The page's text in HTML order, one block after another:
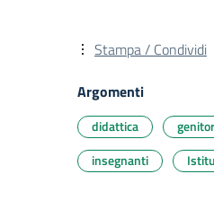
Stampa / Condividi
Argomenti
didattica
insegnanti